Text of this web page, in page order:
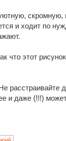
и ходит по
что этот
расстраивайте
и даже (!!!)